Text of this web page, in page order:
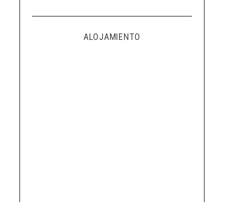
ALOJAMIENTO